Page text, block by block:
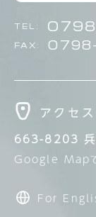
TEL:
FAX:
663-8203
Google Map
For